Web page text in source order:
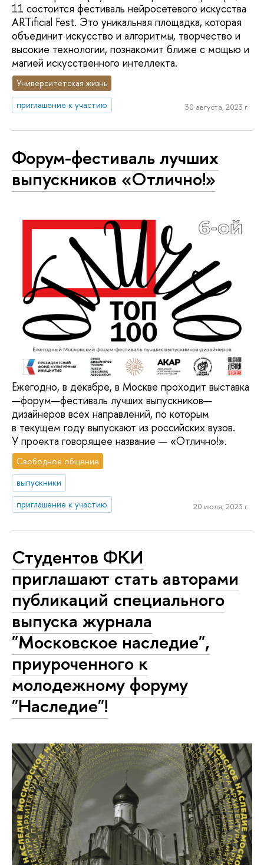
11 состоится фестиваль нейросетевого искусства
ARTificial Fest. Это уникальная площадка, которая
объединит искусство и алгоритмы, творчество и
высокие технологии, познакомит ближе с мощью и
магией искусственного интеллекта.
Университетская жизнь
приглашение к участию
30 августа, 2023 г.
Форум-фестиваль лучших
выпускников «Отлично!»
Ежегодно, в декабре, в Москве проходит выставка
—форум—фестиваль лучших выпускников—
дизайнеров всех направлений, по которым
в текущем году выпускают из российских вузов.
У проекта говорящее название — «Отлично!».
Свободное общение
выпускники
приглашение к участию
20 июля, 2023 г.
Студентов ФКИ
приглашают стать авторами
публикаций специального
выпуска журнала
"Московское наследие",
приуроченного к
молодежному форуму
"Наследие"!